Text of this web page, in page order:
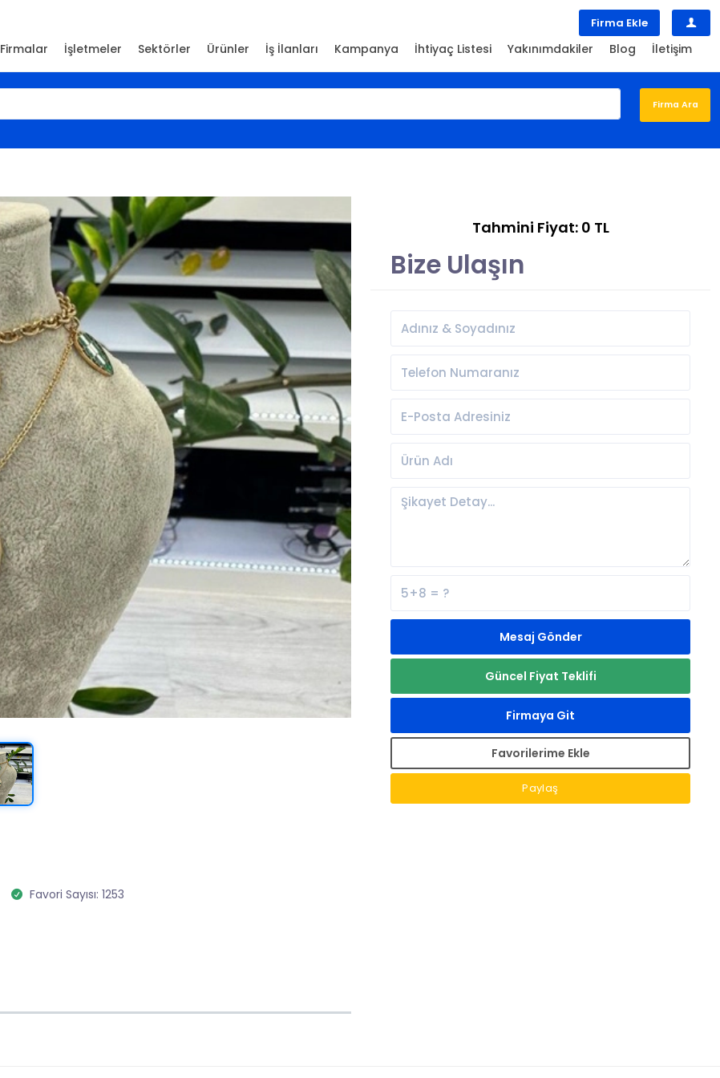
Firma Ekle
Firmalar İşletmeler Sektörler Ürünler İş İlanları Kampanya İhtiyaç Listesi Yakınımdakiler Blog İletişim
Favori Sayısı: 1253
Tahmini Fiyat: 0 TL
Bize Ulaşın
Mesaj Gönder
Güncel Fiyat Teklifi
Firmaya Git
Favorilerime Ekle
Paylaş